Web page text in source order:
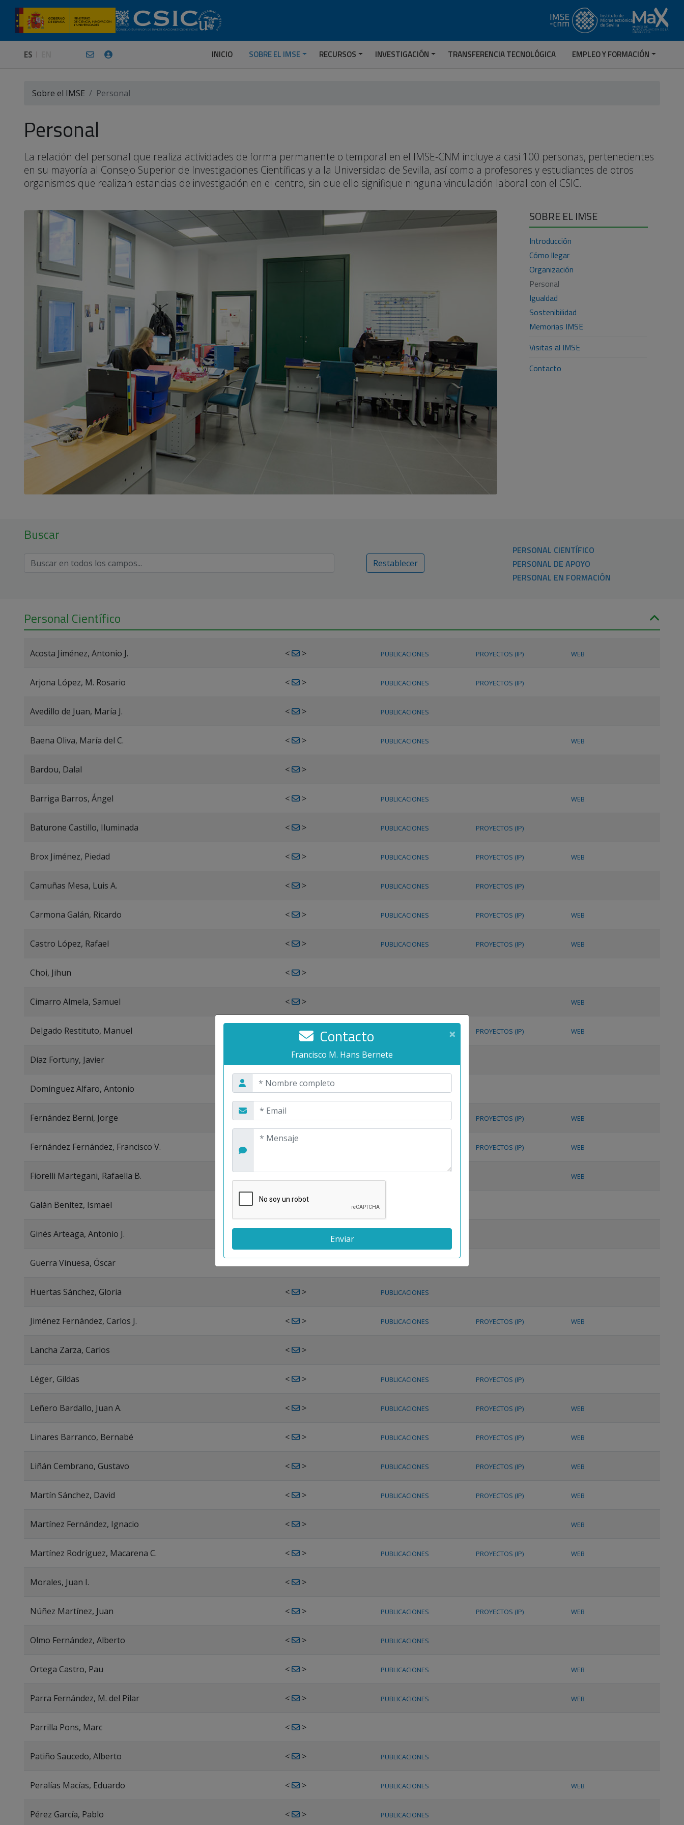
ES INICIO SOBRE EL IMSE RECURSOS INVESTIGACIÓN TRANSFERENCIA TECNOLÓGICA EMPLEO Y FORMACIÓN
Sobre el IMSE Personal
Personal
La relación del personal que realiza actividades de forma permanente o temporal en el IMSE-CNM incluye a casi 100 personas, pertenecientes
en su mayoría al Consejo Superior de Investigaciones Científicas y a la Universidad de Sevilla, así como a profesores y estudiantes de otros
organismos que realizan estancias de investigación en el centro, sin que ello signifique ninguna vinculación laboral con el CSIC.
SOBRE EL IMSE
Introducción
Cómo llegar
Organización
Personal
Igualdad
Sostenibilidad
Memorias IMSE
Visitas al IMSE
Contacto
×
Contacto
Francisco M. Hans Bernete
Buscar
Restablecer
PERSONAL CIENTÍFICO
PERSONAL DE APOYO
PERSONAL EN FORMACIÓN
Personal Científico
Acosta Jiménez, Antonio J. < > PUBLICACIONES PROYECTOS (IP) WEB
Arjona López, M. Rosario < > PUBLICACIONES PROYECTOS (IP)
Avedillo de Juan, María J. < > PUBLICACIONES
Baena Oliva, María del C. < > PUBLICACIONES WEB
Bardou, Dalal < >
Barriga Barros, Ángel < > PUBLICACIONES WEB
Baturone Castillo, Iluminada < > PUBLICACIONES PROYECTOS (IP)
Brox Jiménez, Piedad < > PUBLICACIONES PROYECTOS (IP) WEB
Camuñas Mesa, Luis A. < > PUBLICACIONES PROYECTOS (IP)
Carmona Galán, Ricardo < > PUBLICACIONES PROYECTOS (IP) WEB
Castro López, Rafael < > PUBLICACIONES PROYECTOS (IP) WEB
Choi, Jihun < >
Cimarro Almela, Samuel < > WEB
Delgado Restituto, Manuel > PROYECTOS (IP) WEB
Díaz Fortuny, Javier > PUBLICACIONES
Domínguez Alfaro, Antonio < >
Fernández Berni, Jorge < > PUBLICACIONES PROYECTOS (IP) WEB
Fernández Fernández, Francisco V. PROYECTOS (IP) WEB
Fiorelli Martegani, Rafaella B. < > WEB
Galán Benítez, Ismael < >
Ginés Arteaga, Antonio J.
Guerra Vinuesa, Óscar
Huertas Sánchez, Gloria < > PUBLICACIONES
Jiménez Fernández, Carlos J. < > PUBLICACIONES PROYECTOS (IP) WEB
Lancha Zarza, Carlos < >
Léger, Gildas < > PUBLICACIONES PROYECTOS (IP)
Leñero Bardallo, Juan A. < > PUBLICACIONES PROYECTOS (IP) WEB
Linares Barranco, Bernabé < > PUBLICACIONES PROYECTOS (IP) WEB
Liñán Cembrano, Gustavo < > PUBLICACIONES PROYECTOS (IP) WEB
Martín Sánchez, David < > PUBLICACIONES PROYECTOS (IP) WEB
Martínez Fernández, Ignacio < > WEB
Martínez Rodríguez, Macarena C. < > PUBLICACIONES PROYECTOS (IP) WEB
Morales, Juan I. < >
Núñez Martínez, Juan < > PUBLICACIONES PROYECTOS (IP) WEB
Olmo Fernández, Alberto < > PUBLICACIONES
Ortega Castro, Pau < > PUBLICACIONES WEB
Parra Fernández, M. del Pilar < > PUBLICACIONES WEB
Parrilla Pons, Marc < >
Patiño Saucedo, Alberto < > PUBLICACIONES
Peralías Macías, Eduardo < > PUBLICACIONES WEB
Pérez García, Pablo < > PUBLICACIONES